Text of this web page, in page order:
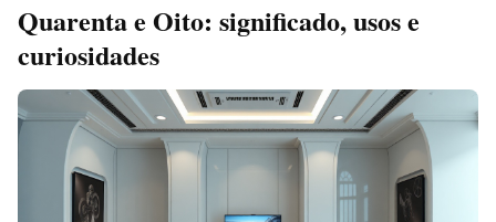
Quarenta e Oito: significado, usos e
curiosidades